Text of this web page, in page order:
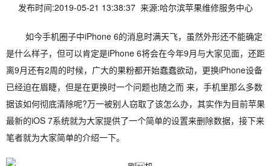
发布时间:2019-05-21 13:38:37 来源:哈尔滨苹果维修服务中心
如今手机圈子中iPhone 6的消息时满天飞，虽然外形还不能确定
是什么样子，但可以肯定是iPhone 6将会在今年9月与大家见面，还距
离9月还有2周的时候，广大的果粉都开始蠢蠢欲动，更换iPhone设备
已经迫在眉睫，但是在更换时一个问题也随之而 来，手机里那么多数
据该如何彻底清除呢?万一被别人窃取了该怎么办，其实作为目前苹果
最新的iOS 7系统就为大家提供了一个简单的设置来删除数据，接下来
笔者就为大家简单的介绍一下。